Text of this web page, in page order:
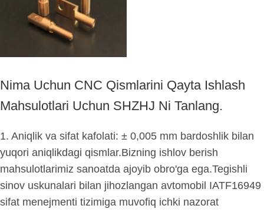
Nima Uchun CNC Qismlarini Qayta Ishlash
Mahsulotlari Uchun SHZHJ Ni Tanlang.
1. Aniqlik va sifat kafolati: ± 0,005 mm bardoshlik bilan
yuqori aniqlikdagi qismlar.Bizning ishlov berish
mahsulotlarimiz sanoatda ajoyib obro'ga ega.Tegishli
sinov uskunalari bilan jihozlangan avtomobil IATF16949
sifat menejmenti tizimiga muvofiq ichki nazorat